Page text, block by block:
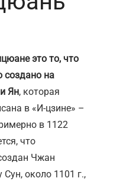
это то, что
создано на
Ян, которая
в «И-цзине» –
в 1122
что
Чжан
около 1101 г.,